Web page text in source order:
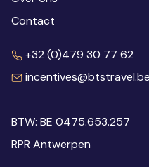
Contact
+32 (0)479 30 77 62
incentives@btstravel.be
BTW: BE 0475.653.257
RPR Antwerpen